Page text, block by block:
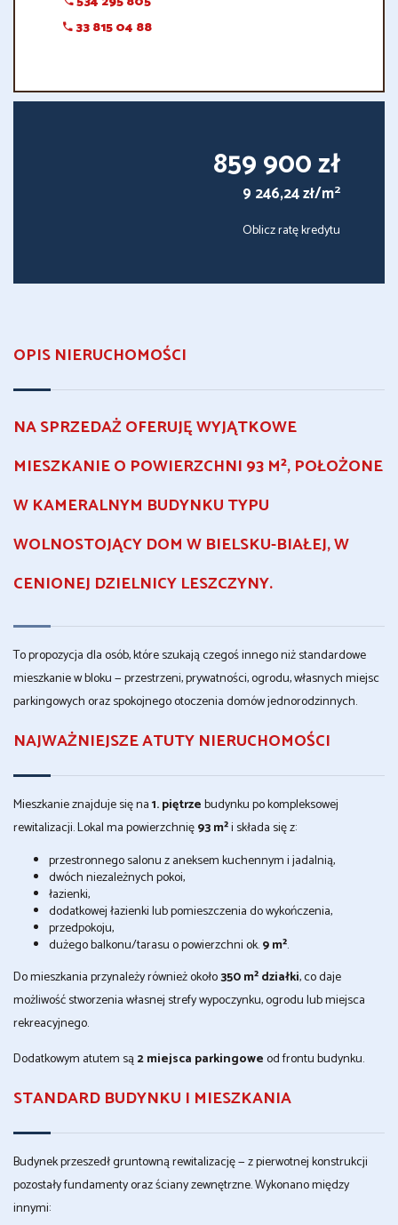
33 815 04 88
859 900 zł
9 246,24 zł/m2
Oblicz ratę kredytu
OPIS NIERUCHOMOŚCI
NA SPRZEDAŻ OFERUJĘ WYJĄTKOWE
MIESZKANIE O POWIERZCHNI 93 M², POŁOŻONE
W KAMERALNYM BUDYNKU TYPU
WOLNOSTOJĄCY DOM W BIELSKU-BIAŁEJ, W
CENIONEJ DZIELNICY LESZCZYNY.
To propozycja dla osób, które szukają czegoś innego niż standardowe
mieszkanie w bloku — przestrzeni, prywatności, ogrodu, własnych miejsc
parkingowych oraz spokojnego otoczenia domów jednorodzinnych.
NAJWAŻNIEJSZE ATUTY NIERUCHOMOŚCI
Mieszkanie znajduje się na1. piętrzebudynku po kompleksowej
rewitalizacji. Lokal ma powierzchnię93 m²i składa się z:
przestronnego salonu z aneksem kuchennym i jadalnią,
dwóch niezależnych pokoi,
łazienki,
dodatkowej łazienki lub pomieszczenia do wykończenia,
przedpokoju,
dużego balkonu/tarasu o powierzchni ok.9 m².
Do mieszkania przynależy również około350 m² działki, co daje
możliwość stworzenia własnej strefy wypoczynku, ogrodu lub miejsca
rekreacyjnego.
Dodatkowym atutem są2 miejsca parkingoweod frontu budynku.
STANDARD BUDYNKU I MIESZKANIA
Budynek przeszedł gruntowną rewitalizację — z pierwotnej konstrukcji
pozostały fundamenty oraz ściany zewnętrzne. Wykonano między
innymi: